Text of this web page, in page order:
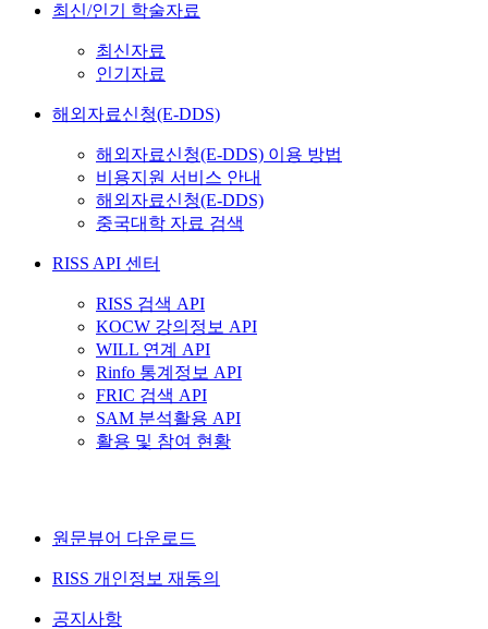
최신/인기 학술자료
최신자료
인기자료
해외자료신청(E-DDS)
해외자료신청(E-DDS) 이용 방법
비용지원 서비스 안내
해외자료신청(E-DDS)
중국대학 자료 검색
RISS API 센터
RISS 검색 API
KOCW 강의정보 API
WILL 연계 API
Rinfo 통계정보 API
FRIC 검색 API
SAM 분석활용 API
활용 및 참여 현황
원문뷰어 다운로드
RISS 개인정보 재동의
공지사항